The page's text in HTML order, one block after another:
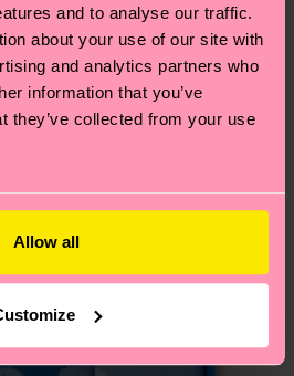
and to analyse our traffic.
about your use of our site with
and analytics partners who
information that you’ve
they’ve collected from your use
Allow all
Retoure? In unserem
Retouren findest du die
Fragen.